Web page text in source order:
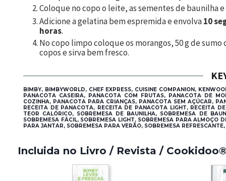
Coloque no copo o leite, as sementes de baunilha
Adicione a gelatina bem espremida e envolva10
horas.
No copo limpo coloque os morangos,50g de sumo
copos e sirva bem fresco.
BIMBY, BIMBYWORLD, CHEF EXPRESS, CUISINE COMPANION,
PANACOTA CASEIRA, PANACOTA COM FRUTAS, PANACOTA DE
COZINHA, PANACOTA PARA CRIANÇAS, PANACOTA SEM AÇÚCAR,
RECEITA DE PANACOTA, RECEITA DE PANACOTA LIGHT, RECEITA
TEOR CALÓRICO, SOBREMESA DE BAUNILHA, SOBREMESA DE
SOBREMESA FÁCIL, SOBREMESA LIGHT, SOBREMESA PARA ALMOÇO
PARA JANTAR, SOBREMESA PARA VERÃO, SOBREMESA
Incluida no Livro / Revista / Cookidoo®